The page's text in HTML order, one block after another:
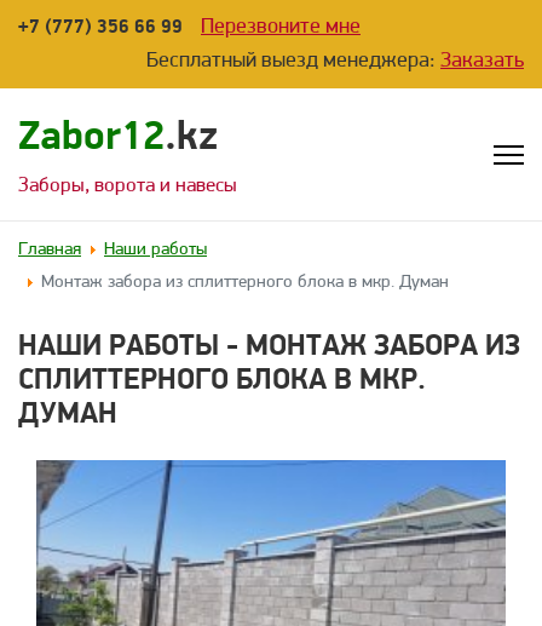
+7 (777) 356 66 99
Перезвоните мне
Бесплатный выезд менеджера: Заказать
Zabor12.kz
Заборы, ворота и навесы
Главная
Наши работы
Монтаж забора из сплиттерного блока в мкр. Думан
НАШИ РАБОТЫ - МОНТАЖ ЗАБОРА ИЗ
СПЛИТТЕРНОГО БЛОКА В МКР.
ДУМАН